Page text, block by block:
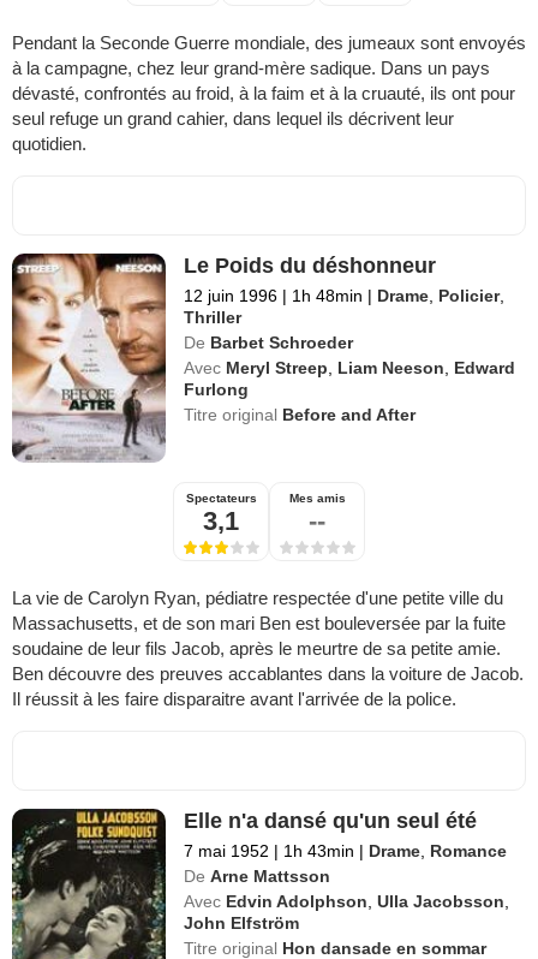
Pendant la Seconde Guerre mondiale, des jumeaux sont envoyés
à la campagne, chez leur grand-mère sadique. Dans un pays
dévasté, confrontés au froid, à la faim et à la cruauté, ils ont pour
seul refuge un grand cahier, dans lequel ils décrivent leur
quotidien.
Le Poids du déshonneur
12 juin 1996 | 1h 48min | Drame Policier,
Thriller
De Barbet Schroeder
Avec Meryl Streep Liam Neeson
Edward
Furlong
Titre original Before and After
Spectateurs
3,1
Mes amis
--
La vie de Carolyn Ryan, pédiatre respectée d'une petite ville du
Massachusetts, et de son mari Ben est bouleversée par la fuite
soudaine de leur fils Jacob, après le meurtre de sa petite amie.
Ben découvre des preuves accablantes dans la voiture de Jacob.
Il réussit à les faire disparaitre avant l'arrivée de la police.
Elle n'a dansé qu'un seul été
7 mai 1952 | 1h 43min | Drame Romance
De Arne Mattsson
Avec Edvin Adolphson ,Ulla Jacobsson
John Elfström
Titre original Hon dansade en sommar